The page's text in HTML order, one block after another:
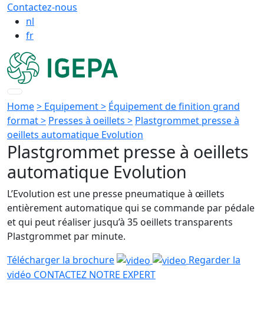
Contactez-nous
nl
fr
Home> Equipement > Équipement de finition grand
format > Presses à oeillets > Plastgrommet presse à
oeillets automatique Evolution
Plastgrommet presse à oeillets
automatique Evolution
L’Evolution est une presse pneumatique à œillets
entièrement automatique qui se commande par pédale
et qui peut réaliser jusqu’à 35 oeillets transparents
Plastgrommet par minute.
Télécharger la brochure
Regarder la
vidéo CONTACTEZ NOTRE EXPERT